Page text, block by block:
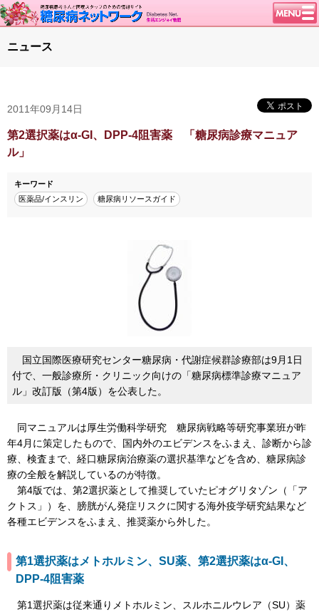
談話室BBS
糖尿病のきほん
特集・連載
腎臓の健康道
インスリンポンプ
ニュース
2011年09月14日
第2選択薬はα-GI、DPP-4阻害薬 「糖尿病診療マニュア
ル」
キーワード
医薬品/インスリン
糖尿病リソースガイド
国立国際医療研究センター糖尿病・代謝症候群診療部は9月1日
付で、一般診療所・クリニック向けの「糖尿病標準診療マニュア
ル」改訂版（第4版）を公表した。
同マニュアルは厚生労働科学研究 糖尿病戦略等研究事業班が昨
年4月に策定したもので、国内外のエビデンスをふまえ、診断から診
療、検査まで、経口糖尿病治療薬の選択基準などを含め、糖尿病診
療の全般を解説しているのが特徴。
第4版では、第2選択薬として推奨していたピオグリタゾン（「ア
クトス」）を、膀胱がん発症リスクに関する海外疫学研究結果など
各種エビデンスをふまえ、推奨薬から外した。
第1選択薬はメトホルミン、SU薬、第2選択薬はα-GI、
DPP-4阻害薬
第1選択薬は従来通りメトホルミン、スルホニルウレア（SU）薬